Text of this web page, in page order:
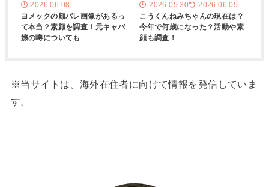
2026.06.08
ヨメックの顔バレ画像があるっ
て本当？素顔を調査！元キャバ
嬢の噂についても
2026.05.30 2026.06.05
こうくんねみちゃんの現在は？
今年で何歳になった？活動や素
顔も調査！
※当サイトは、海外在住者に向けて情報を発信していま
す。